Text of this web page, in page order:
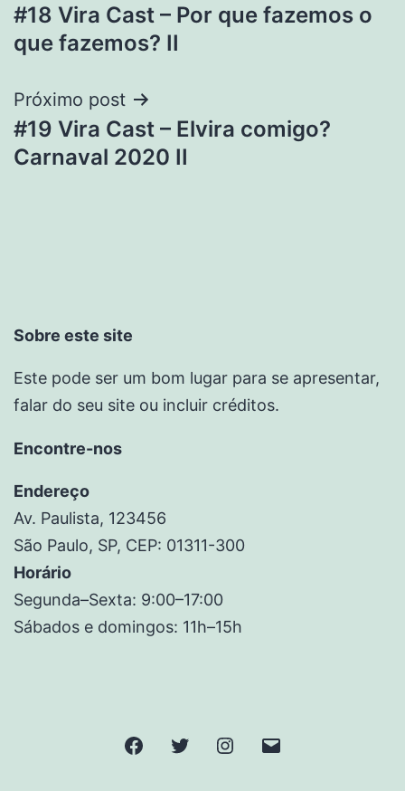
#18 Vira Cast – Por que fazemos o
que fazemos? II
Próximo post
#19 Vira Cast – Elvira comigo?
Carnaval 2020 II
Sobre este site
Este pode ser um bom lugar para se apresentar,
falar do seu site ou incluir créditos.
Encontre-nos
Endereço
Av. Paulista, 123456
São Paulo, SP, CEP: 01311-300
Horário
Segunda–Sexta: 9:00–17:00
Sábados e domingos: 11h–15h